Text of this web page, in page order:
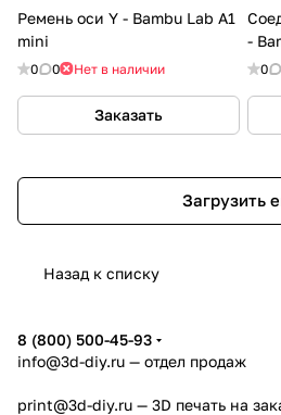
Ремень оси Y - Bambu Lab A1
mini
0 0 Нет в наличии
Заказать
-
0
Загрузить
Назад к списку
8 (800) 500-45-93
info@3d-diy.ru — отдел продаж
print@3d-diy.ru — 3D печать на